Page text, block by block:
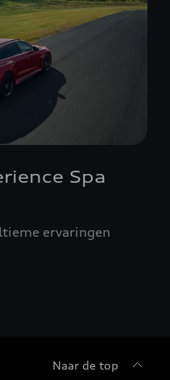
Spa
ervaringen
Naar de top